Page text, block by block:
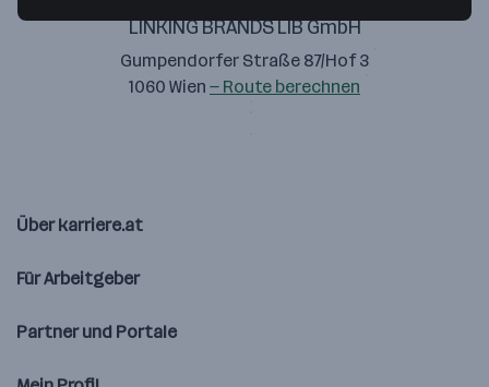
LINKING BRANDS LIB GmbH
Gumpendorfer Straße 87/Hof 3
1060 Wien — Route berechnen
Über karriere.at
Für Arbeitgeber
Partner und Portale